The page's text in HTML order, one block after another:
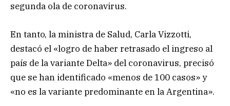
segunda ola de coronavirus.
En tanto, la ministra de Salud, Carla Vizzotti,
destacó el «logro de haber retrasado el ingreso al
país de la variante Delta» del coronavirus, precisó
que se han identificado «menos de 100 casos» y
«no es la variante predominante en la Argentina».